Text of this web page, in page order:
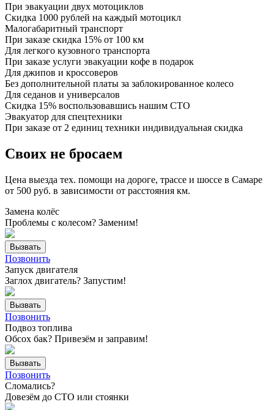
При эвакуации двух мотоциклов
Скидка 1000 рублей на каждый мотоцикл
Малогабаритный транспорт
При заказе скидка 15% от 100 км
Для легкого кузовного транспорта
При заказе услуги эвакуации кофе в подарок
Для джипов и кроссоверов
Без дополнительной платы за заблокированное колесо
Для седанов и универсалов
Скидка 15% воспользовавшись нашим СТО
Эвакуатор для спецтехники
При заказе от 2 единиц техники индивидуальная скидка
Своих не бросаем
Цена выезда тех. помощи на дороге, трассе и шоссе в Самаре
от 500 руб. в зависимости от расстояния км.
Замена колёс
Проблемы с колесом? Заменим!
Вызвать
Позвонить
Запуск двигателя
Заглох двигатель? Запустим!
Вызвать
Позвонить
Подвоз топлива
Обсох бак? Привезём и заправим!
Вызвать
Позвонить
Сломались?
Довезём до СТО или стоянки